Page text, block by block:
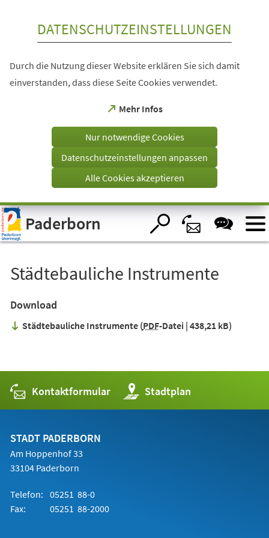
Visuelle
Assistenzsoftware
öffnen.
DATENSCHUTZEINSTELLUNGEN
Durch die Nutzung dieser Website erklären Sie sich damit
einverstanden, dass diese Seite Cookies verwendet.
Mehr Infos
(Öffnet
einem
Tab)
Nur notwendige Cookies
Datenschutzeinstellungen anpassen
Alle Cookies akzeptieren
Paderborn
Städtebauliche Instrumente
Download
Städtebauliche Instrumente PDF-Datei 438,21 kB
Kontaktformular Stadtplan
(Öffnet
in
einem
STADT PADERBORN
Am Hoppenhof 33
33104 Paderborn
Telefon: 05251 88-0
Fax:
05251 88-2000